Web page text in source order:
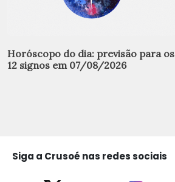
Horóscopo do dia: previsão para os
12 signos em 07/08/2026
Siga a Crusoé nas redes sociais